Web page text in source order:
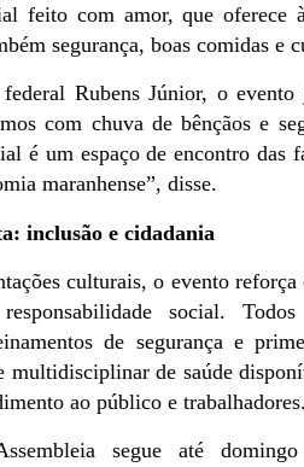
feito com amor, que oferece
segurança, boas comidas e
Rubens Júnior, o
com chuva de bênçãos e
é um espaço de encontro das
maranhense”, disse.
inclusão e cidadania
culturais, o evento
social. Todos
de segurança e
multidisciplinar de saúde
ao público e trabalhadores.
segue até